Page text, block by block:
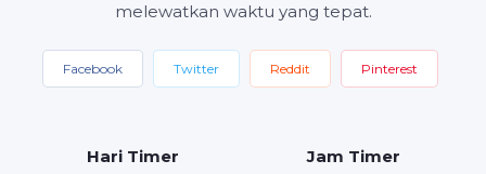
melewatkan waktu yang tepat.
Facebook Twitter Reddit Pinterest
Hari Timer Jam Timer